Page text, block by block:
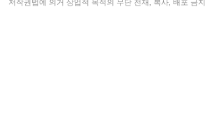
저작권법에 의거 상업적 목적의 무단 전재, 복사, 배포 금지